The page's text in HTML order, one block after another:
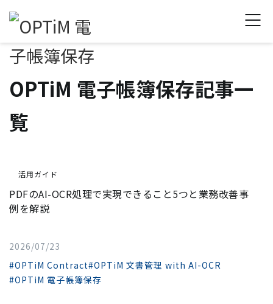
OPTiM 電子帳簿保存記事一
覧
活用ガイド
PDFのAI-OCR処理で実現できること5つと業務改善事
例を解説
2026/07/23
#OPTiM Contract#OPTiM 文書管理 with AI-OCR
#OPTiM 電子帳簿保存